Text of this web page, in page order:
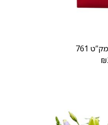
761
₪